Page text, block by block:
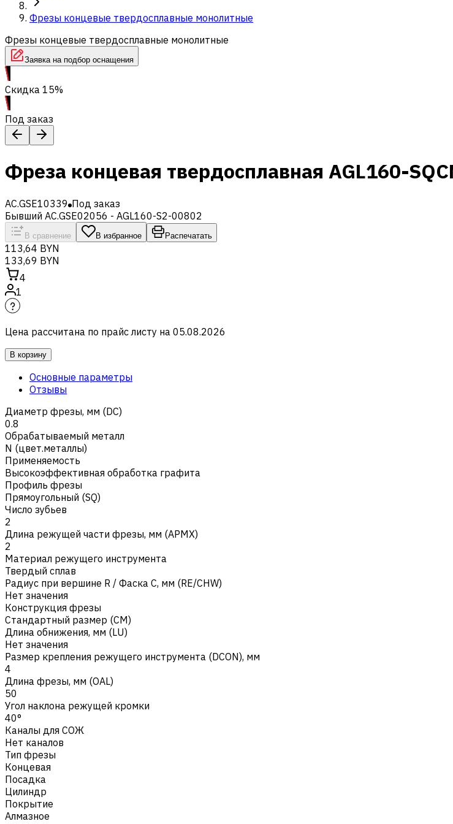
Фрезы концевые твердосплавные монолитные
Фрезы концевые твердосплавные монолитные
Заявка на подбор оснащения
Скидка 15%
Под заказ
Фреза концевая твердосплавная AGL160-
AC.GSE10339 Под заказ
Бывший AC.GSE02056 - AGL160-S2-00802
В сравнение В избранное Распечатать
113,64 BYN
133,69 BYN
4
1
Цена рассчитана по прайс листу на 05.08.2026
В корзину
Основные параметры
Отзывы
Диаметр фрезы, мм (DC)
0.8
Обрабатываемый металл
N (цвет.металлы)
Применяемость
Высокоэффективная обработка графита
Профиль фрезы
Прямоугольный (SQ)
Число зубьев
2
Длина режущей части фрезы, мм (APMX)
2
Материал режущего инструмента
Твердый сплав
Радиус при вершине R / Фаска C, мм (RE/CHW)
Нет значения
Конструкция фрезы
Стандартный размер (CM)
Длина обнижения, мм (LU)
Нет значения
Размер крепления режущего инструмента (DCON), мм
4
Длина фрезы, мм (OAL)
50
Угол наклона режущей кромки
40°
Каналы для СОЖ
Нет каналов
Тип фрезы
Концевая
Посадка
Цилиндр
Покрытие
Алмазное